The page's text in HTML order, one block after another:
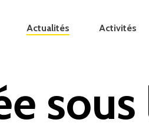
Actualités Activités
sous